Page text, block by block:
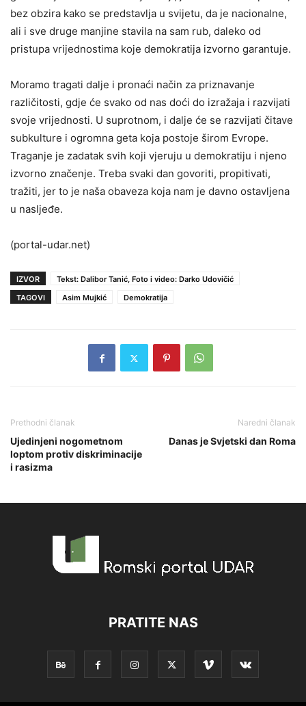
bez obzira kako se predstavlja u svijetu, da je nacionalne,
ali i sve druge manjine stavila na sam rub, daleko od
pristupa vrijednostima koje demokratija izvorno garantuje.
Moramo tragati dalje i pronaći način za priznavanje
različitosti, gdje će svako od nas doći do izražaja i razvijati
svoje vrijednosti. U suprotnom, i dalje će se razvijati čitave
subkulture i ogromna geta koja postoje širom Evrope.
Traganje je zadatak svih koji vjeruju u demokratiju i njeno
izvorno značenje. Treba svaki dan govoriti, propitivati,
tražiti, jer to je naša obaveza koja nam je davno ostavljena
u nasljeđe.
(portal-udar.net)
IZVOR
Tekst: Dalibor Tanić, Foto i video: Darko Udovičić
TAGOVI
Asim Mujkić Demokratija
Prethodni članak
Ujedinjeni nogometnom
loptom protiv diskriminacije
i rasizma
Naredni članak
Danas je Svjetski dan Roma
PRATITE NAS